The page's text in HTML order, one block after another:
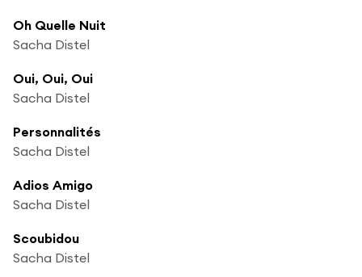
Oh Quelle Nuit
Sacha Distel
Oui, Oui, Oui
Sacha Distel
Personnalités
Sacha Distel
Adios Amigo
Sacha Distel
Scoubidou
Sacha Distel